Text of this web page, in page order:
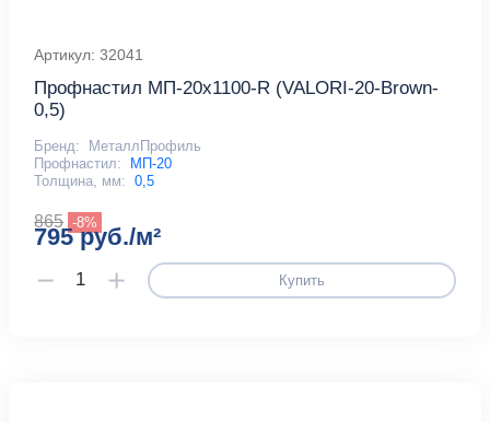
Артикул: 32041
Профнастил МП-20х1100-R (VALORI-20-Brown-
0,5)
Бренд:
МеталлПрофиль
Профнастил:
МП-20
Толщина, мм: 0,5
865 -8%
795 руб./м²
Купить